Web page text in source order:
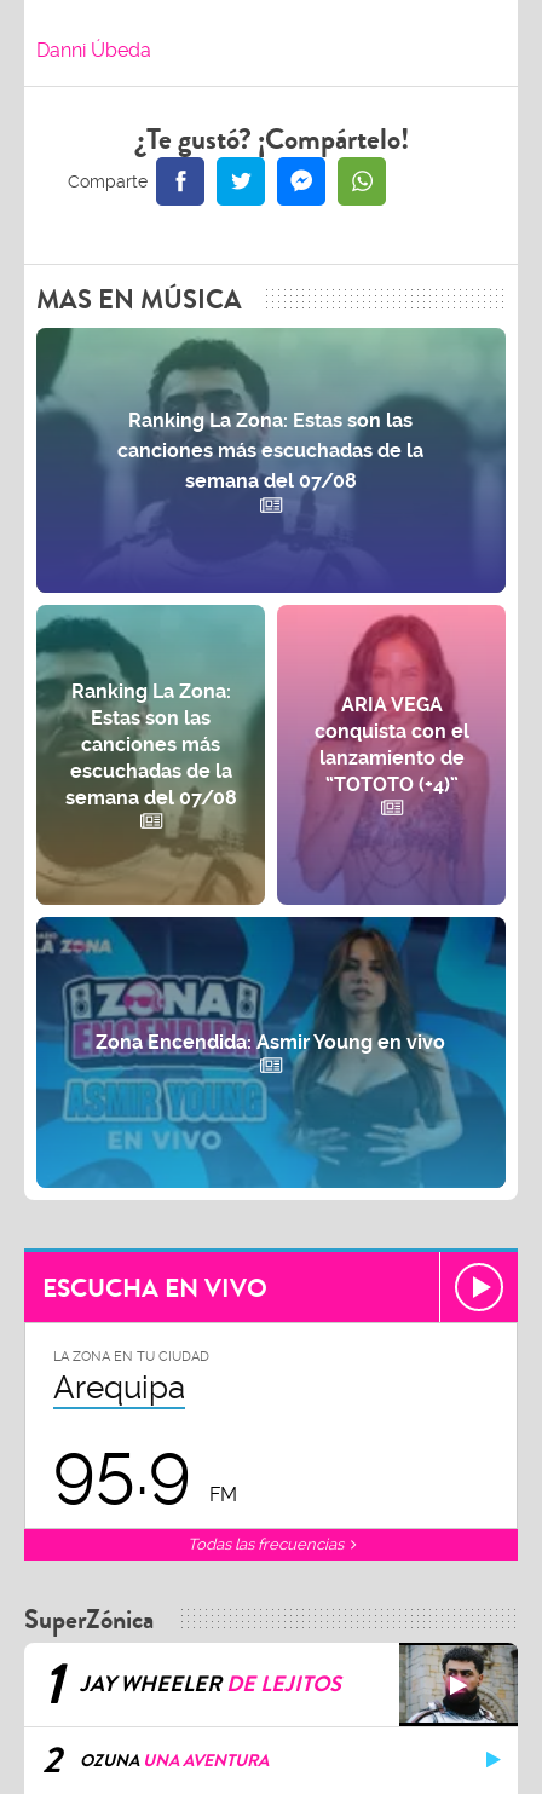
Danni Úbeda
¿Te gustó? ¡Compártelo!
MAS EN MÚSICA
Ranking La Zona: Estas son las
canciones más escuchadas de la
semana del 07/08
Ranking La Zona:
Estas son las
canciones más
escuchadas de la
semana del 07/08
ARIA VEGA
conquista con el
lanzamiento de
“TOTOTO (+4)”
Zona Encendida: Asmir Young en vivo
ESCUCHA EN VIVO
LA ZONA EN TU CIUDAD
Arequipa
95.9 FM
Todas las frecuencias
SuperZónica
1 JAY WHEELERDE LEJITOS
2 OZUNA UNA AVENTURA